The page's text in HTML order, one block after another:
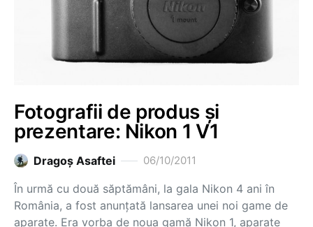
Fotografii de produs și
prezentare: Nikon 1 V1
Dragoş Asaftei 06/10/2011
În urmă cu două săptămâni, la gala Nikon 4 ani în
România, a fost anunțată lansarea unei noi game de
aparate. Era vorba de noua gamă Nikon 1, aparate